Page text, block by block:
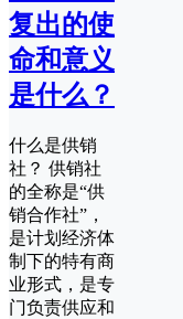
复出的使
命和意义
是什么？
什么是供销
社？ 供销社
的全称是“供
销合作社”，
是计划经济体
制下的特有商
业形式，是专
门负责供应和